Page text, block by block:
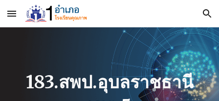
Skip to main content Skip to navigation
183.สพป.อุบลราชธานี